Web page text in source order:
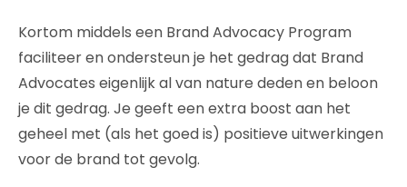
Kortom middels een Brand Advocacy Program
faciliteer en ondersteun je het gedrag dat Brand
Advocates eigenlijk al van nature deden en beloon
je dit gedrag. Je geeft een extra boost aan het
geheel met (als het goed is) positieve uitwerkingen
voor de brand tot gevolg.